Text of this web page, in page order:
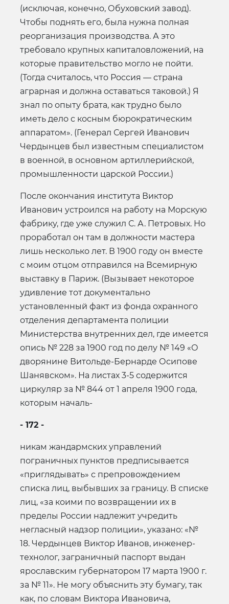
(исключая, конечно, Обуховский завод).
Чтобы поднять его, была нужна полная
реорганизация производства. А это
требовало крупных капиталовложений, на
которые правительство могло не пойти.
(Тогда считалось, что Россия — страна
аграрная и должна оставаться таковой.) Я
знал по опыту брата, как трудно было
иметь дело с косным бюрократическим
аппаратом». (Генерал Сергей Иванович
Чердынцев был известным специалистом
в военной, в основном артиллерийской,
промышленности царской России.)
После окончания института Виктор
Иванович устроился на работу на Морскую
фабрику, где уже служил С. А. Петровых. Но
проработал он там в должности мастера
лишь несколько лет. В 1900 году он вместе
с моим отцом отправился на Всемирную
выставку в Париж. (Вызывает некоторое
удивление тот документально
установленный факт из фонда охранного
отделения департамента полиции
Министерства внутренних дел, где имеется
опись № 228 за 1900 год по делу № 149 «О
дворянине Витольде-Бернарде Осипове
Шанявском». На листах 3-5 содержится
циркуляр за № 844 от 1 апреля 1900 года,
которым началь-
- 172 -
никам жандармских управлений
пограничных пунктов предписывается
«приглядывать» с препровождением
списка лиц, выбывших за границу. В списке
лиц, «за коими по возвращении их в
пределы России надлежит учредить
негласный надзор полиции», указано: «№
18. Чердынцев Виктор Иванов, инженер-
технолог, заграничный паспорт выдан
ярославским губернатором 17 марта 1900 г.
за № 11». Не могу объяснить эту бумагу, так
как, по словам Виктора Ивановича,